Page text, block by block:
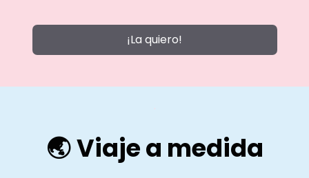
¡La quiero!
.
🌏Viaje a medida